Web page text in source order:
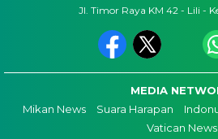
Jl. Timor Raya KM 42 - Lili -
MEDIA
Mikan News
Suara Harapan
Vatican News